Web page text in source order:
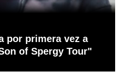
por primera vez a
of Spergy Tour"